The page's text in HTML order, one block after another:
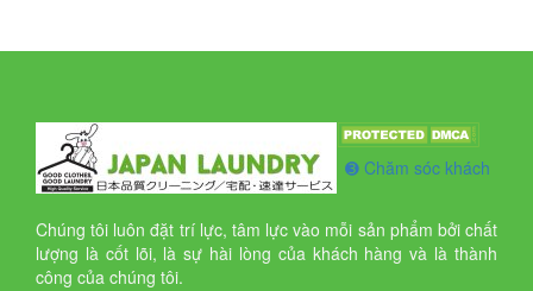
Chúng tôi luôn đặt trí lực, tâm lực vào mỗi sản phẩm bởi chất
lượng là cốt lõi, là sự hài lòng của khách hàng và là thành
công của chúng tôi.
➌ Chăm sóc khách